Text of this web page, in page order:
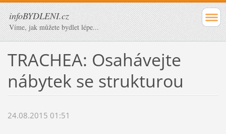
infoBYDLENI.cz
Víme, jak můžete bydlet lépe...
TRACHEA: Osahávejte
nábytek se strukturou
24.08.2015 01:51